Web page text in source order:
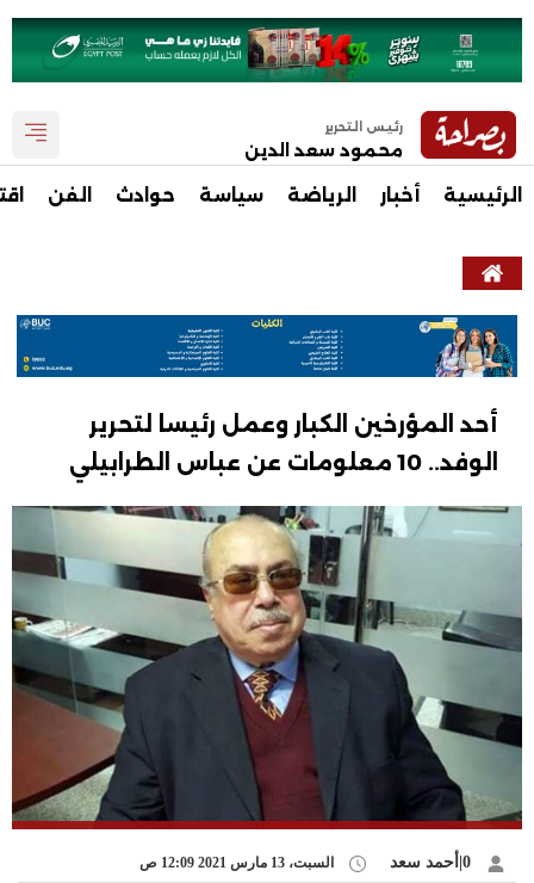
رئيس التحرير
محمود سعد الدين
الرئيسية أخبار الرياضة سياسة حوادث الفن
أحد المؤرخين الكبار وعمل رئيسا لتحرير
الوفد.. 10 معلومات عن عباس الطرابيلي
السبت، 13 مارس 2021 12:09 ص